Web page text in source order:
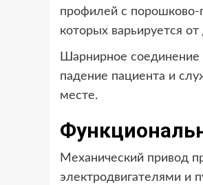
профилей с
которых варьируется от
Шарнирное соединение
падение пациента и
месте.
Механический привод
электродвигателями и